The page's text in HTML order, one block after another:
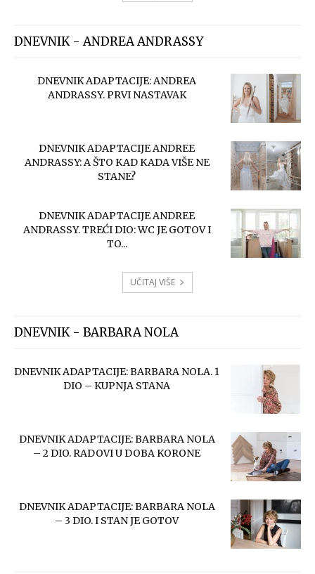
DNEVNIK - ANDREA ANDRASSY
DNEVNIK ADAPTACIJE: ANDREA
ANDRASSY. PRVI NASTAVAK
DNEVNIK ADAPTACIJE ANDREE
ANDRASSY: A ŠTO KAD KADA VIŠE NE
STANE?
DNEVNIK ADAPTACIJE ANDREE
ANDRASSY. TREĆI DIO: WC JE GOTOV I
TO...
UČITAJ VIŠE
DNEVNIK - BARBARA NOLA
DNEVNIK ADAPTACIJE: BARBARA NOLA. 1
DIO – KUPNJA STANA
DNEVNIK ADAPTACIJE: BARBARA NOLA
– 2 DIO. RADOVI U DOBA KORONE
DNEVNIK ADAPTACIJE: BARBARA NOLA
– 3 DIO. I STAN JE GOTOV